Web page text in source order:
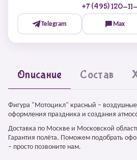
+7 (495) 120-
Telegram Max
Описание Состав
Фигура "Мотоцикл" красный –
оформления праздника и создания
Доставка по Москве и Московской
Гарантия полёта. Поможем подобрать
– просто позвоните нам.